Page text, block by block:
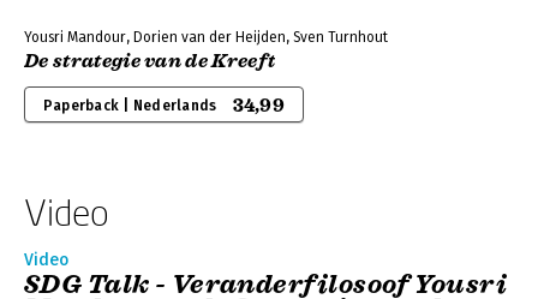
Yousri Mandour, Dorien van der Heijden, Sven Turnhout
De strategie van de Kreeft
Paperback | Nederlands 34,99
Video
Video
SDG Talk - Veranderfilosoof Yousri